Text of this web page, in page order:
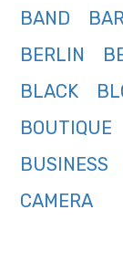
BAND
BERLIN
BLACK
BOUTIQUE
BUSINESS
CAMERA